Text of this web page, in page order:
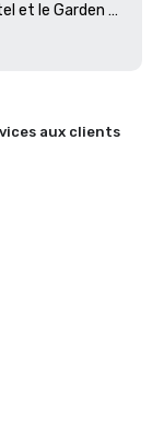
et le Garden
hôtels pour
San Francisco
de San
SF - Hôtel avec
proposant
caviar
aux clients